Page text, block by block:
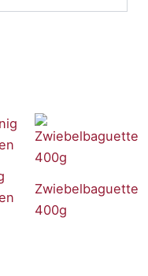
Zwiebelbaguette
400g